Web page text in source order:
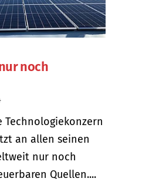
noch
Technologiekonzern
an allen seinen
nur noch
Quellen....